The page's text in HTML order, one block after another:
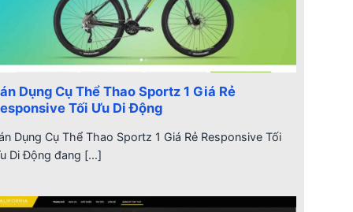
Dụng Cụ Thể Thao Sportz 1 Giá Rẻ
Tối Ưu Di Động
Dụng Cụ Thể Thao Sportz 1 Giá Rẻ Responsive Tối
Di Động đang [...]